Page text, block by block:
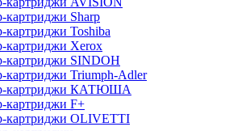
картриджи Sharp
Toshiba
картриджи Xerox
картриджи SINDOH
картриджи Triumph-Adler
картриджи КАТЮША
картриджи F+
картриджи OLIVETTI